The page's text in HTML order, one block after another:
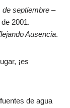
de septiembre –
2001.
Ausencia.
¡es
de agua